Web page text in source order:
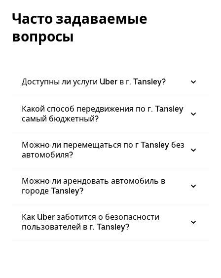
Часто задаваемые
вопросы
Доступны ли услуги Uber в г. Tansley?
Какой способ передвижения по г. Tansley
самый бюджетный?
Можно ли перемещаться по г Tansley без
автомобиля?
Можно ли арендовать автомобиль в
городе Tansley?
Как Uber заботится о безопасности
пользователей в г. Tansley?